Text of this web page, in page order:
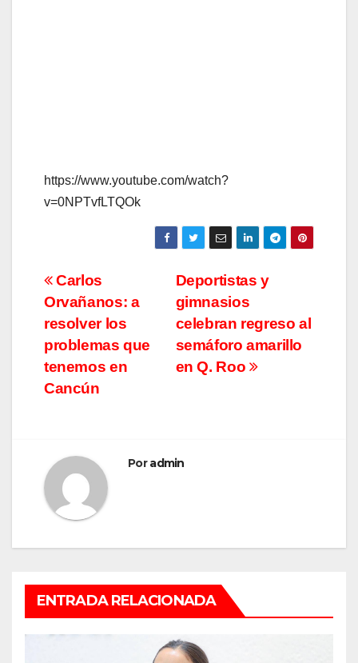
https://www.youtube.com/watch?
v=0NPTvfLTQOk
Navegación
de
entradas
Deportistas y
gimnasios
celebran regreso al
semáforo amarillo
en Q. Roo
Carlos
Orvañanos: a
resolver los
problemas que
tenemos en
Cancún
Poradmin
ENTRADA RELACIONADA